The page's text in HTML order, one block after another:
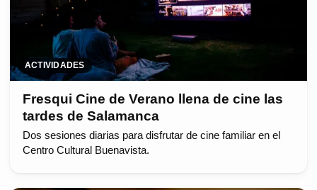
ACTIVIDADES
Fresqui Cine de Verano llena de cine las
tardes de Salamanca
Dos sesiones diarias para disfrutar de cine familiar en el
Centro Cultural Buenavista.